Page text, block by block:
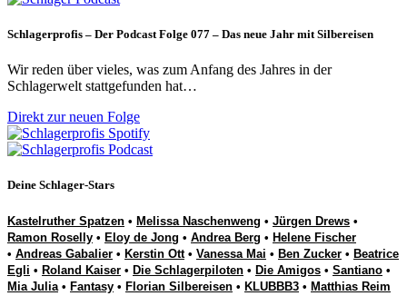
Schlagerprofis – Der Podcast Folge 077 – Das neue Jahr mit Silbereisen
Wir reden über vieles, was zum Anfang des Jahres in der
Schlagerwelt stattgefunden hat…
Direkt zur neuen Folge
Deine Schlager-Stars
Kastelruther Spatzen • Melissa Naschenweng • Jürgen Drews •
Ramon Roselly • Eloy de Jong • Andrea Berg • Helene Fischer
• Andreas Gabalier • Kerstin Ott• Vanessa Mai • Ben Zucker • Beatrice
Egli • Roland Kaiser • Die Schlagerpiloten • Die Amigos • Santiano •
Mia Julia• Fantasy • Florian Silbereisen • KLUBBB3 • Matthias Reim